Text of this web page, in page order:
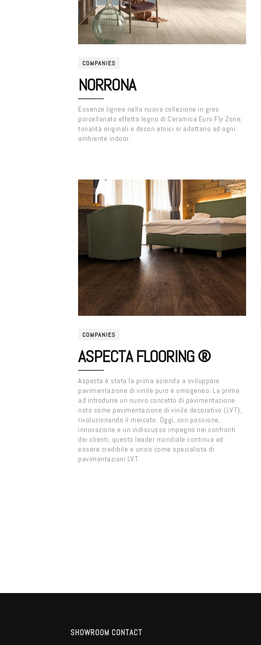
COMPANIES
NORRONA
Essenze lignee nella nuova collezione in gres
porcellanato effetto legno di Ceramica Euro Fly Zone;
tonalità originali e decori etnici si adattano ad ogni
ambiente indoor.
COMPANIES
ASPECTA FLOORING ®
Aspecta è stata la prima azienda a sviluppare
pavimentazione di vinile puro e omogeneo. La prima
ad introdurre un nuovo concetto di pavimentazione
noto come pavimentazione di vinile decorativo (LVT),
rivoluzionando il mercato. Oggi, con passione,
innovazione e un indiscusso impegno nei confronti
dei clienti, questo leader mondiale continua ad
essere credibile e unico come specialista di
pavimentazioni LVT.
SHOWROOM CONTACT